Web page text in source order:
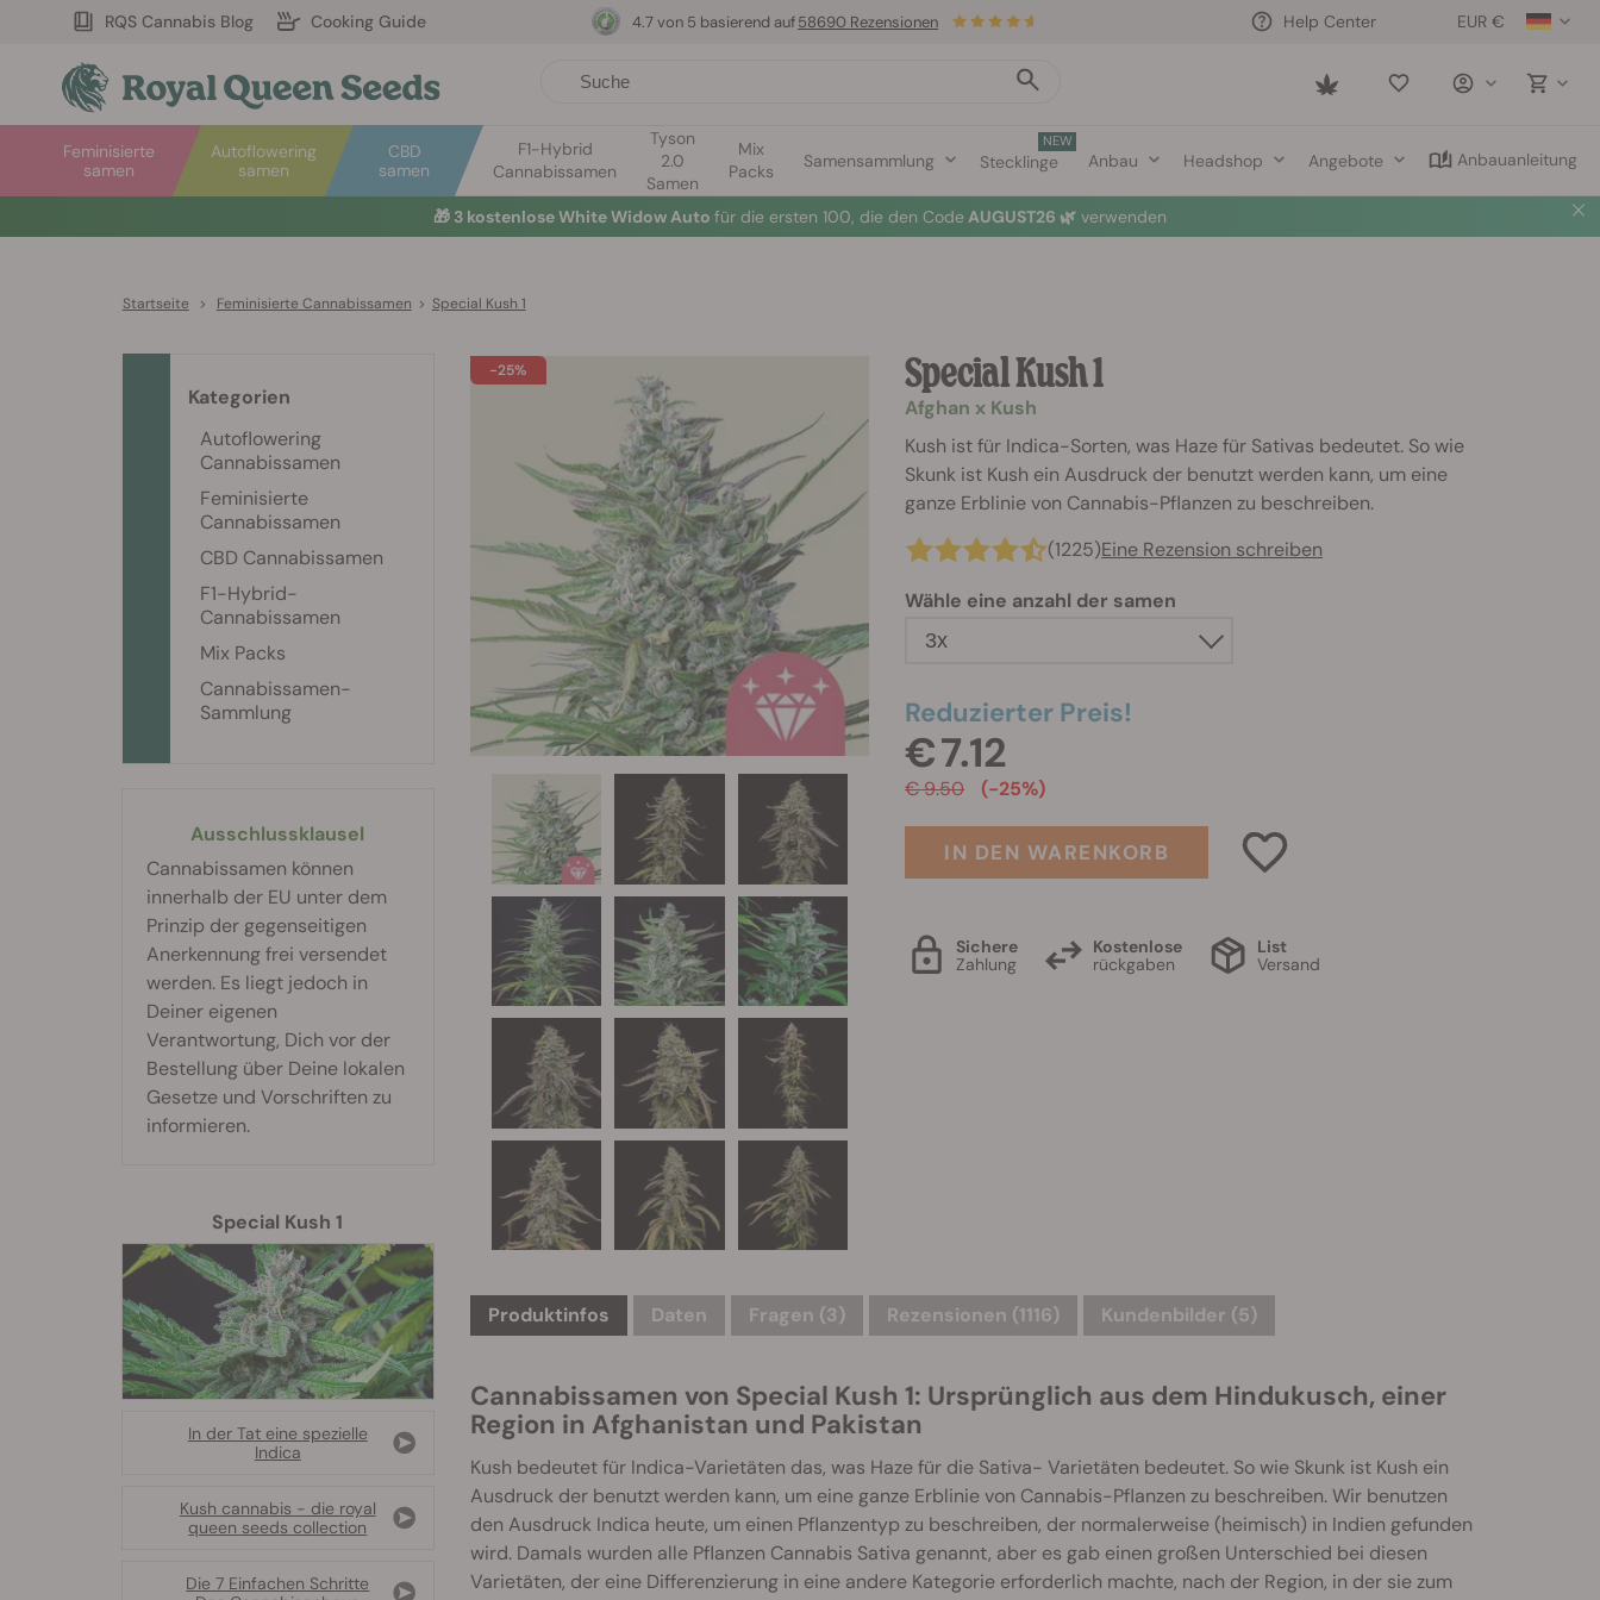
RQS Cannabis Blog Cooking Guide EUR €
Help Center
Saved
Autoflowering
samen
Feminisierte
samen
CBD
samen
F1-Hybrid
Cannabissamen
Tyson
2.0
Samen
Mix
Packs
Samensammlung
NEW
Stecklinge Anbau Headshop Angebote Anbauanleitung
4.7 von 5 basierend auf58690 Rezensionen
🎁 3 kostenlose White Widow Auto für die ersten 100, die den Code AUGUST26 🌿 verwenden
Startseite > Feminisierte Cannabissamen > Special Kush 1
-25% Special Kush 1
Afghan x Kush
Kush ist für Indica-Sorten, was Haze für Sativas bedeutet. So wie
Skunk ist Kush ein Ausdruck der benutzt werden kann, um eine
ganze Erblinie von Cannabis-Pflanzen zu beschreiben.
(1225)Eine Rezension schreiben
Wähle eine anzahl der samen
3x
Reduzierter Preis!
€ 7.12
€ 9.50 (-25%)
IN DEN WARENKORB
Sichere
Zahlung
Kostenlose
rückgaben
List
Versand
Produktinfos Daten Fragen (3) Rezensionen (1116) Kundenbilder (5)
Cannabissamen von Special Kush 1: Ursprünglich aus dem Hindukusch, einer
Region in Afghanistan und Pakistan
Kush bedeutet für Indica-Varietäten das, was Haze für die Sativa- Varietäten bedeutet. So wie Skunk ist Kush ein
Ausdruck der benutzt werden kann, um eine ganze Erblinie von Cannabis-Pflanzen zu beschreiben. Wir benutzen
den Ausdruck Indica heute, um einen Pflanzentyp zu beschreiben, der normalerweise (heimisch) in Indien gefunden
wird. Damals wurden alle Pflanzen Cannabis Sativa genannt, aber es gab einen großen Unterschied bei diesen
Varietäten, der eine Differenzierung in eine andere Kategorie erforderlich machte, nach der Region, in der sie zum
Kategorien
Autoflowering
Cannabissamen
Feminisierte
Cannabissamen
CBD Cannabissamen
F1-Hybrid-
Cannabissamen
Mix Packs
Cannabissamen-
Sammlung
Ausschlussklausel
Cannabissamen können
innerhalb der EU unter dem
Prinzip der gegenseitigen
Anerkennung frei versendet
werden. Es liegt jedoch in
Deiner eigenen
Verantwortung, Dich vor der
Bestellung über Deine lokalen
Gesetze und Vorschriften zu
informieren.
Special Kush 1
In der Tat eine spezielle
Indica
Kush cannabis - die royal
queen seeds collection
Die 7 Einfachen Schritte